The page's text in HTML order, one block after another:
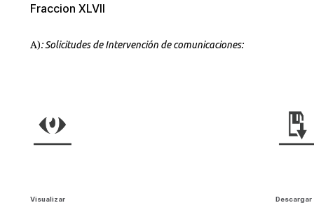
Fraccion XLVII
A): Solicitudes de Intervención de comunicaciones:
Visualizar Descargar